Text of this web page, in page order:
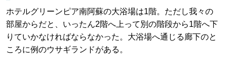
ホテルグリーンピア南阿蘇の大浴場は1階。ただし我々の
部屋からだと、いったん2階へ上って別の階段から1階へ下
りていかなければならなかった。大浴場へ通じる廊下のと
ころに例のウサギランドがある。